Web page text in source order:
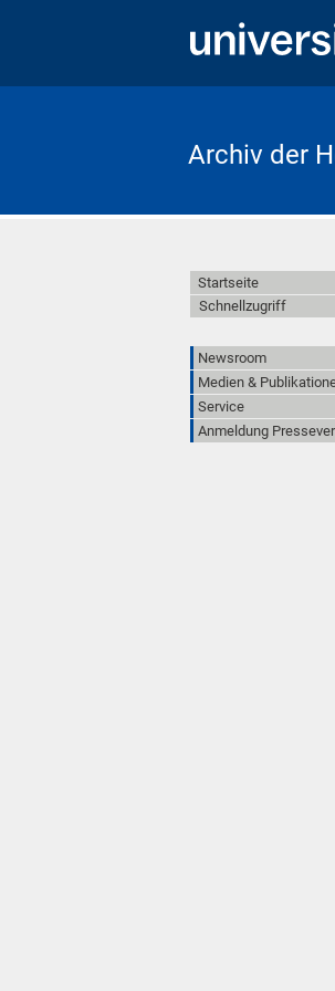
Archiv der
Startseite
Schnellzugriff
Newsroom
Medien &
Service
Anmeldung